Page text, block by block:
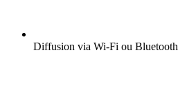
Diffusion via Wi-Fi ou Bluetooth